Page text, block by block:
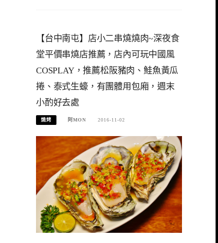
【台中南屯】店小二串燒燒肉~深夜食
堂平價串燒店推薦，店內可玩中國風
COSPLAY，推薦松阪豬肉、鮭魚黃瓜
捲、泰式生蠔，有團體用包廂，週末
小酌好去處
燒烤 阿MON 2016-11-02